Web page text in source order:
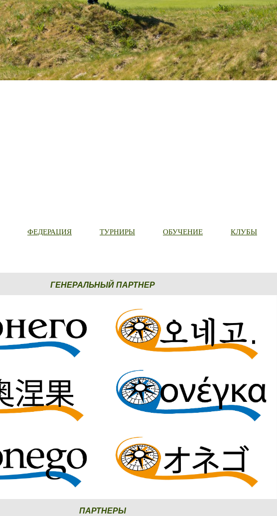
ФЕДЕРАЦИЯ ТУРНИРЫ ОБУЧЕНИЕ КЛУБЫ
ГЕНЕРАЛЬНЫЙ ПАРТНЕР
ПАРТНЕРЫ